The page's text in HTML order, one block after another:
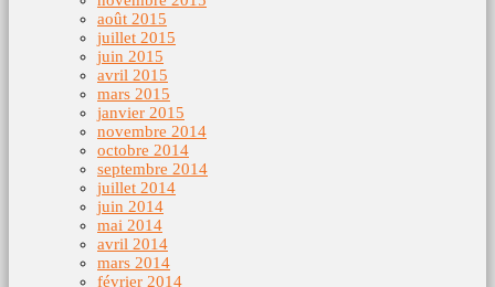
août 2015
juillet 2015
juin 2015
avril 2015
mars 2015
janvier 2015
novembre 2014
octobre 2014
septembre 2014
juillet 2014
juin 2014
mai 2014
avril 2014
mars 2014
février 2014